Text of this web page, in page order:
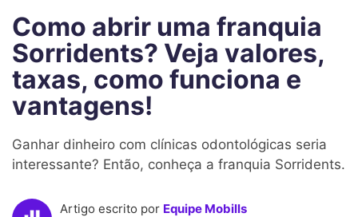
Como abrir uma franquia
Sorridents? Veja valores,
taxas, como funciona e
vantagens!
Ganhar dinheiro com clínicas odontológicas seria
interessante? Então, conheça a franquia Sorridents.
Artigo escrito por Equipe Mobills